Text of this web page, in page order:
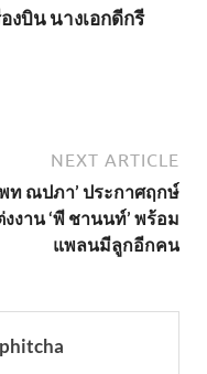
งบิน นางเอกดีกรี
NEXT ARTICLE
ท ณปภา’ ประกาศฤกษ์
งงาน ‘พี ชานนท์’ พร้อม
แพลนมีลูกอีกคน